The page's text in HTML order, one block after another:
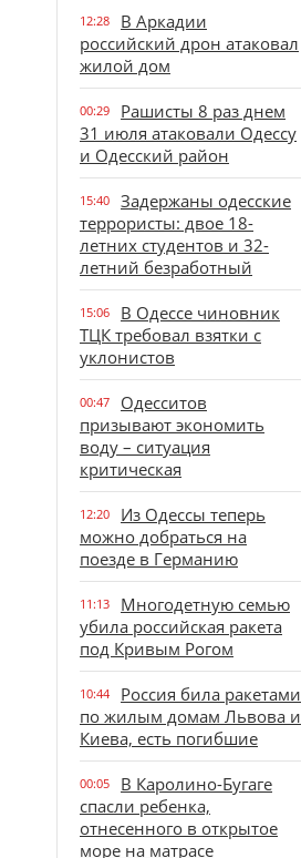
12:28
В Аркадии
российский дрон атаковал
жилой дом
00:29
Рашисты 8 раз днем
31 июля атаковали Одессу
и Одесский район
15:40
Задержаны одесские
террористы: двое 18-
летних студентов и 32-
летний безработный
15:06
В Одессе чиновник
ТЦК требовал взятки с
уклонистов
00:47
Одесситов
призывают экономить
воду – ситуация
критическая
12:20
Из Одессы теперь
можно добраться на
поезде в Германию
11:13
Многодетную семью
убила российская ракета
под Кривым Рогом
10:44
Россия била ракетами
по жилым домам Львова и
Киева, есть погибшие
00:05
В Каролино-Бугаге
спасли ребенка,
отнесенного в открытое
море на матрасе